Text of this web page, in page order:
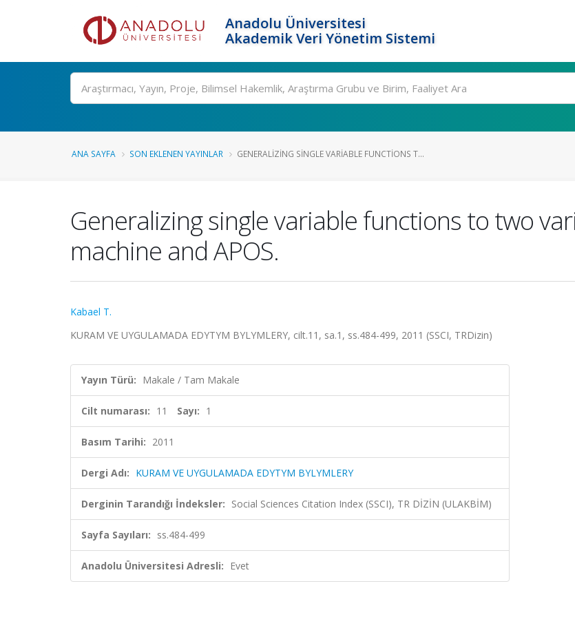
Anadolu Üniversitesi
Akademik Veri Yönetim Sistemi
Ara
ANA SAYFA SON EKLENEN YAYINLAR GENERALIZING SINGLE VARIABLE FUNCTIONS T...
Generalizing single variable functions to two
machine and APOS.
Kabael T.
KURAM VE UYGULAMADA EDYTYM BYLYMLERY, cilt.11, sa.1, ss.484-499, 2011 (SSCI, TRDizin)
Yayın Türü: Makale / Tam Makale
Cilt numarası: 11 Sayı: 1
Basım Tarihi: 2011
Dergi Adı: KURAM VE UYGULAMADA EDYTYM BYLYMLERY
Derginin Tarandığı İndeksler: Social Sciences Citation Index (SSCI), TR DİZİN (ULAKBİM)
Sayfa Sayıları: ss.484-499
Anadolu Üniversitesi Adresli: Evet